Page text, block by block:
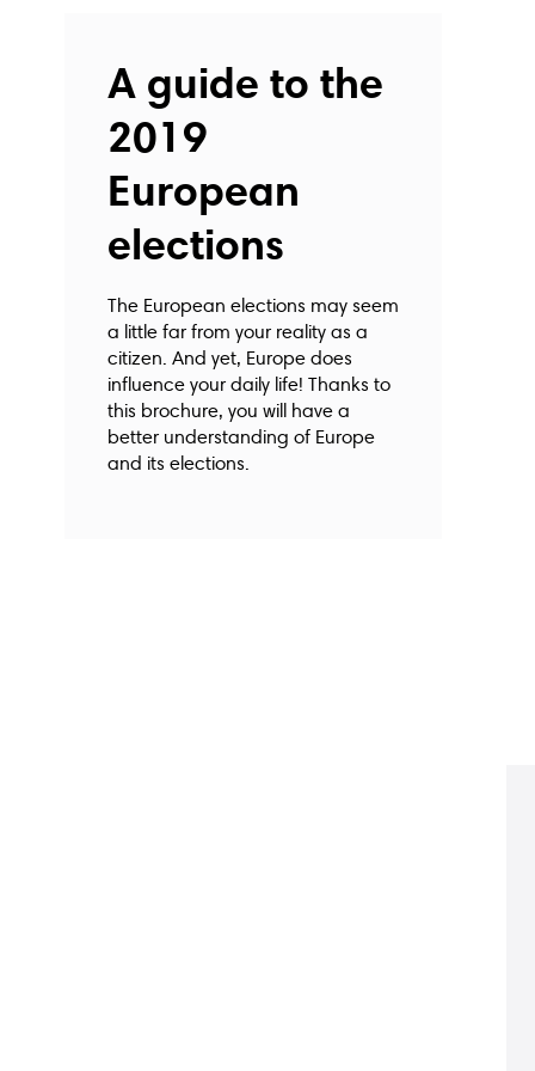
A guide to the
2019
European
elections
The European elections may seem
a little far from your reality as a
citizen. And yet, Europe does
influence your daily life! Thanks to
this brochure, you will have a
better understanding of Europe
and its elections.